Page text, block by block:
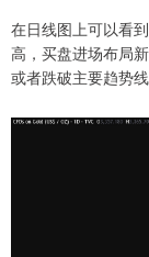
在日线图上可以看
高，买盘进场布局
或者跌破主要趋势